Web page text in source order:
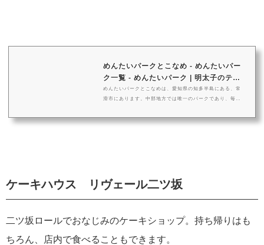
めんたいパークとこなめ - めんたいパー
ク一覧 - めんたいパーク | 明太子のテー
マ...
めんたいパークとこなめは、愛知県の知多半島にある、常
滑市にあります。中部地方では唯一のパークであり、毎年
ぜひ観光と合わせてお越しください！ ...
ケーキハウス リヴェール二ツ坂
二ツ坂ロールでおなじみのケーキショップ。持ち帰りはも
ちろん、店内で食べることもできます。